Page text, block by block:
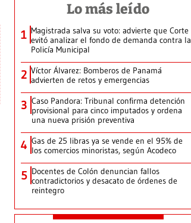
Lo más leído
1 Magistrada salva su voto: advierte que Corte
evitó analizar el fondo de demanda contra la
Policía Municipal
2 Víctor Álvarez: Bomberos de Panamá
advierten de retos y emergencias
3 Caso Pandora: Tribunal confirma detención
provisional para cinco imputados y ordena
una nueva prisión preventiva
4 Gas de 25 libras ya se vende en el 95% de
los comercios minoristas, según Acodeco
5 Docentes de Colón denuncian fallos
contradictorios y desacato de órdenes de
reintegro